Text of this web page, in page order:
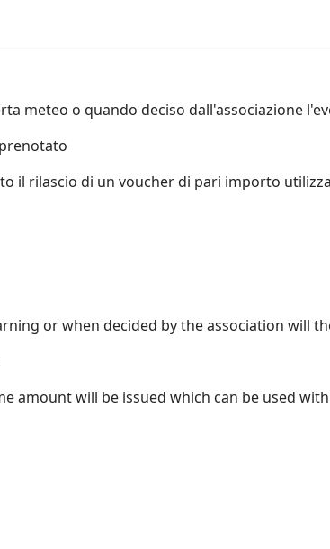
meteo o quando deciso dall'associazione
il rilascio di un voucher di pari importo
or when decided by the association will
amount will be issued which can be used